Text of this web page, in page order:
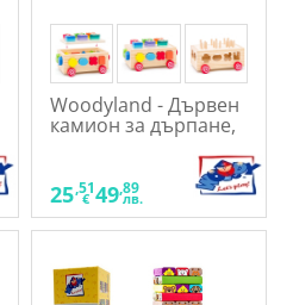
Woodyland - Дървен
камион за дърпане,
низанка и сортер, 3
25,51
€ 49,89
лв.